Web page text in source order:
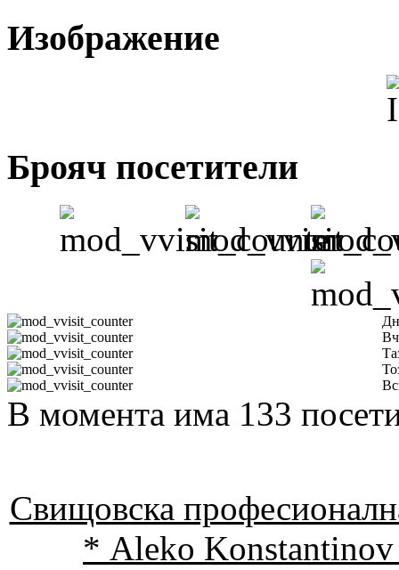
Изображение
Брояч посетители
В момента има 133
Свищовска
* Aleko